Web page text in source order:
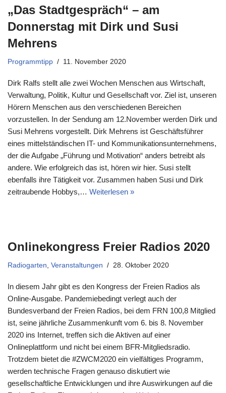
„Das Stadtgespräch“ – am
Donnerstag mit Dirk und Susi
Mehrens
Programmtipp 11. November 2020
Dirk Ralfs stellt alle zwei Wochen Menschen aus Wirtschaft,
Verwaltung, Politik, Kultur und Gesellschaft vor. Ziel ist, unseren
Hörern Menschen aus den verschiedenen Bereichen
vorzustellen. In der Sendung am 12.November werden Dirk und
Susi Mehrens vorgestellt. Dirk Mehrens ist Geschäftsführer
eines mittelständischen IT- und Kommunikationsunternehmens,
der die Aufgabe „Führung und Motivation“ anders betreibt als
andere. Wie erfolgreich das ist, hören wir hier. Susi stellt
ebenfalls ihre Tätigkeit vor. Zusammen haben Susi und Dirk
zeitraubende Hobbys,… Weiterlesen »
Onlinekongress Freier Radios 2020
Radiogarten, Veranstaltungen 28. Oktober 2020
In diesem Jahr gibt es den Kongress der Freien Radios als
Online-Ausgabe. Pandemiebedingt verlegt auch der
Bundesverband der Freien Radios, bei dem FRN 100,8 Mitglied
ist, seine jährliche Zusammenkunft vom 6. bis 8. November
2020 ins Internet, treffen sich die Aktiven auf einer
Onlineplattform und nicht bei einem BFR-Mitgliedsradio.
Trotzdem bietet die #ZWCM2020 ein vielfältiges Programm,
werden technische Fragen genauso diskutiert wie
gesellschaftliche Entwicklungen und ihre Auswirkungen auf die